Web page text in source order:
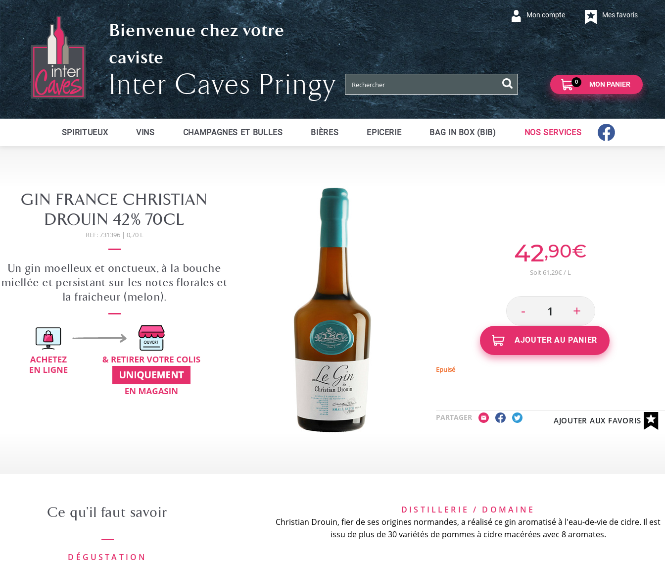
Mes favoris
Mon compte
Bienvenue chez votre
caviste
Inter Caves Pringy MON PANIER
0
SPIRITUEUX VINS CHAMPAGNES ET BULLES BIÈRES EPICERIE BAG IN BOX (BIB) NOS SERVICES
GIN FRANCE CHRISTIAN
DROUIN 42% 70CL
REF: 731396 | 0,70 L
Un gin moelleux et onctueux, à la bouche
miellée et persistant sur les notes florales et
la fraicheur (melon).
42,90€
Soit 61,29€ / L
- +
AJOUTER AU PANIER
Epuisé
PARTAGER AJOUTER AUX FAVORIS
Ce qu’il faut savoir
DÉGUSTATION
DISTILLERIE / DOMAINE
Christian Drouin, fier de ses origines normandes, a réalisé ce gin aromatisé à l'eau-de-vie de cidre. Il est
issu de plus de 30 variétés de pommes à cidre macérées avec 8 aromates.